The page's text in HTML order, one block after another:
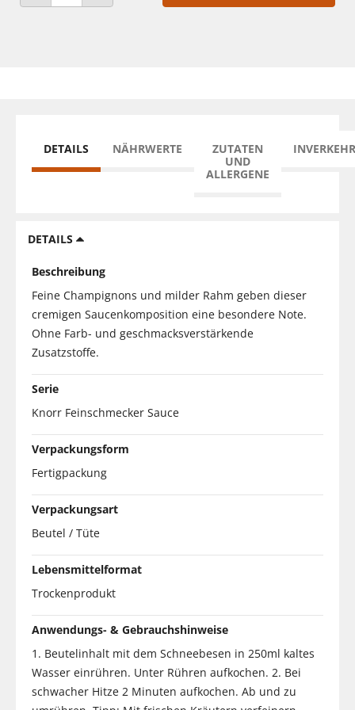
ANZAHL VERRINGERNANZAHL ERHÖHEN
DETAILS NÄHRWERTE
ZUTATEN
UND
ALLERGENE
DETAILS
Beschreibung
Feine Champignons und milder Rahm geben dieser
cremigen Saucenkomposition eine besondere Note.
Ohne Farb- und geschmacksverstärkende
Zusatzstoffe.
Serie
Knorr Feinschmecker Sauce
Verpackungsform
Fertigpackung
Verpackungsart
Beutel / Tüte
Lebensmittelformat
Trockenprodukt
Anwendungs- & Gebrauchshinweise
1. Beutelinhalt mit dem Schneebesen in 250ml kaltes
Wasser einrühren. Unter Rühren aufkochen. 2. Bei
schwacher Hitze 2 Minuten aufkochen. Ab und zu